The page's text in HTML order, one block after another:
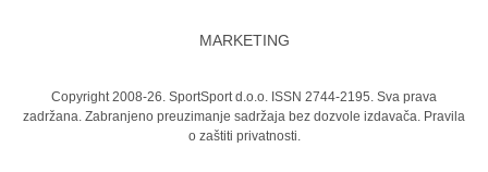
MARKETING
Copyright 2008-26. SportSport d.o.o. ISSN 2744-2195. Sva prava
zadržana. Zabranjeno preuzimanje sadržaja bez dozvole izdavača. Pravila
o zaštiti privatnosti.